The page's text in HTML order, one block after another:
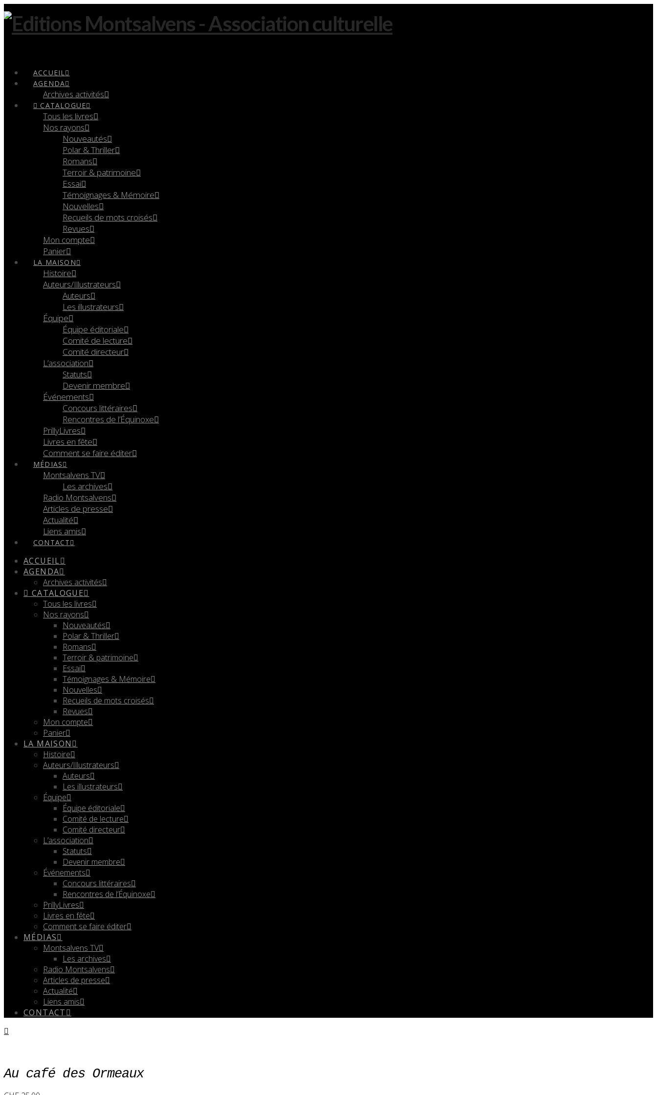
ACCUEIL
AGENDA
Archives activités
CATALOGUE
Tous les livres
Nos rayons
Nouveautés
Polar & Thriller
Romans
Terroir & patrimoine
Essai
Témoignages & Mémoire
Nouvelles
Recueils de mots croisés
Revues
Mon compte
Panier
LA MAISON
Histoire
Auteurs/Illustrateurs
Auteurs
Les illustrateurs
Équipe
Équipe éditoriale
Comité de lecture
Comité directeur
L’association
Statuts
Devenir membre
Événements
Concours littéraires
Rencontres de l’Équinoxe
PrillyLivres
Livres en fête
Comment se faire éditer
MÉDIAS
Montsalvens TV
Les archives
Radio Montsalvens
Articles de presse
Actualité
Liens amis
CONTACT
ACCUEIL
AGENDA
Archives activités
CATALOGUE
Tous les livres
Nos rayons
Nouveautés
Polar & Thriller
Romans
Terroir & patrimoine
Essai
Témoignages & Mémoire
Nouvelles
Recueils de mots croisés
Revues
Mon compte
Panier
LA MAISON
Histoire
Auteurs/Illustrateurs
Auteurs
Les illustrateurs
Équipe
Équipe éditoriale
Comité de lecture
Comité directeur
L’association
Statuts
Devenir membre
Événements
Concours littéraires
Rencontres de l’Équinoxe
PrillyLivres
Livres en fête
Comment se faire éditer
MÉDIAS
Montsalvens TV
Les archives
Radio Montsalvens
Articles de presse
Actualité
Liens amis
CONTACT
Au café des Ormeaux